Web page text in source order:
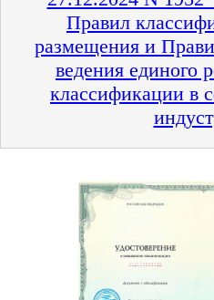
Правил
размещения и
ведения единого
классификации в